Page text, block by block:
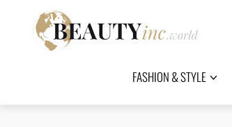
FASHION & STYLE